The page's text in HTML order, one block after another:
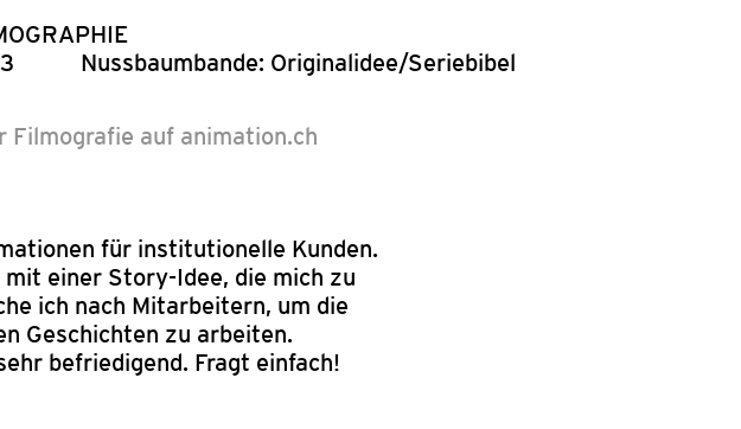
Nussbaumbande: Originalidee/Seriebibel
Filmografie auf animation.ch
für institutionelle Kunden.
einer Story-Idee, die mich zu
ich nach Mitarbeitern, um die
Geschichten zu arbeiten.
befriedigend. Fragt einfach!